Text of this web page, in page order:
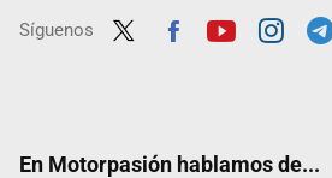
Síguenos
En Motorpasión hablamos de...